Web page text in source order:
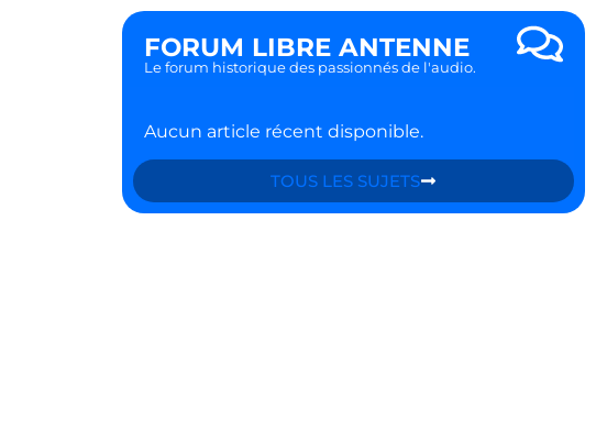
FORUM LIBRE ANTENNE
Le forum historique des passionnés de l'audio.
Aucun article récent disponible.
TOUS LES SUJETS